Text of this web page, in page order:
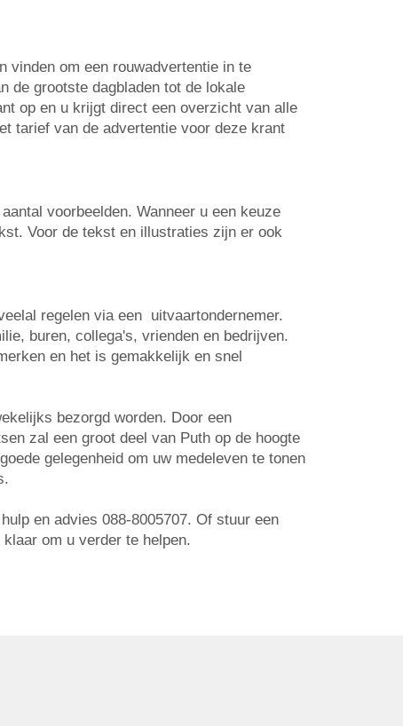
vinden om een rouwadvertentie in te
de grootste dagbladen tot de lokale
op en u krijgt direct een overzicht van alle
tarief van de advertentie voor deze krant
voorbeelden. Wanneer u een keuze
Voor de tekst en illustraties zijn er ook
regelen via een uitvaartondernemer.
buren, collega's, vrienden en bedrijven.
en het is gemakkelijk en snel
bezorgd worden. Door een
zal een groot deel van Puth op de hoogte
gelegenheid om uw medeleven te tonen
en advies 088-8005707. Of stuur een
om u verder te helpen.